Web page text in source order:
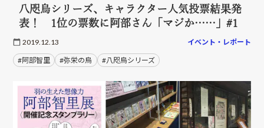
八咫烏シリーズ、キャラクター人気投票結果発
表！ 1位の票数に阿部さん「マジか……」#1
2019.12.13 イベント・レポート
#阿部智里 #弥栄の烏 #八咫烏シリーズ